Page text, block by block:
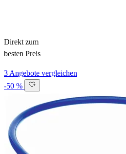
Direkt zum
besten Preis
3 Angebote vergleichen
-50 %